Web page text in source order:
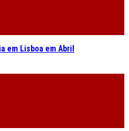
em Lisboa em Abril